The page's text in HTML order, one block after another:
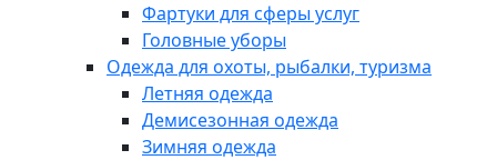
Фартуки для сферы услуг
Головные уборы
Одежда для охоты, рыбалки, туризма
Летняя одежда
Демисезонная одежда
Зимняя одежда